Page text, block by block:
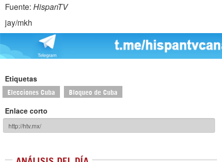
Fuente: HispanTV
jay/mkh
Etiquetas
Elecciones Cuba Bloqueo de Cuba
Enlace corto
ANÁLISIS DEL DÍA